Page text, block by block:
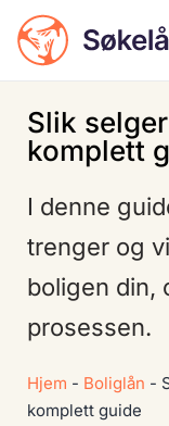
Slik
komplett
I denne
trenger og
boligen din,
prosessen.
Hjem - Boliglån -
komplett guide